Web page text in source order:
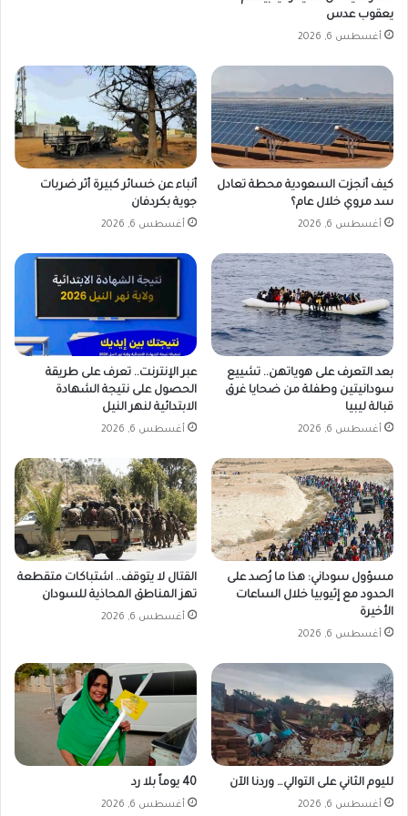
"
و
ت
ا
ب
"
ا
ت
يعقوب عدس
أغسطس 6, 2026
كيف أنجزت السعودية محطة تعادل
سد مروي خلال عام؟
أغسطس 6, 2026
أنباء عن خسائر كبيرة أثر ضربات
جوية بكردفان
أغسطس 6, 2026
بعد التعرف على هوياتهن.. تشييع
سودانيتين وطفلة من ضحايا غرق
قبالة ليبيا
أغسطس 6, 2026
عبر الإنترنت.. تعرف على طريقة
الحصول على نتيجة الشهادة
الابتدائية لنهر النيل
أغسطس 6, 2026
مسؤول سوداني: هذا ما رُصد على
الحدود مع إثيوبيا خلال الساعات
الأخيرة
أغسطس 6, 2026
القتال لا يتوقف.. اشتباكات متقطعة
تهز المناطق المحاذية للسودان
أغسطس 6, 2026
لليوم الثاني على التوالي… وردنا الآن
أغسطس 6, 2026
40 يوماً بلا رد
أغسطس 6, 2026